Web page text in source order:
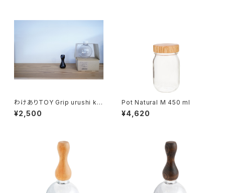
わけありTOY Grip urushi kur
o with Globe Bottle
¥2,500
Pot Natural M 450 ml
¥4,620